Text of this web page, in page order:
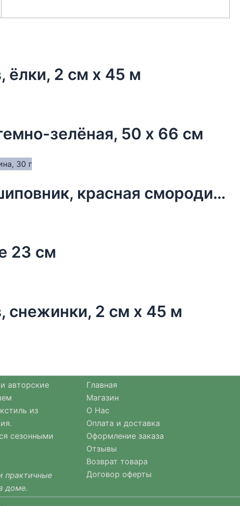
ёлки, 2 см х 45 м
зелёная, 50 х 66 см
Чай новогодний в мешочке, шиповник, красная смородина, 30 г
23 см
снежинки, 2 см х 45 м
авторские
из
сезонными
практичные
доме.
Главная
Магазин
О Нас
Оплата и доставка
Оформление заказа
Отзывы
Возврат товара
Договор оферты